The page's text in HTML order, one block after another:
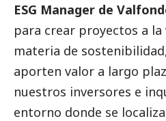
ESG Manager de
para crear proyectos a la
materia de
aporten valor a largo
nuestros inversores e
entorno donde se